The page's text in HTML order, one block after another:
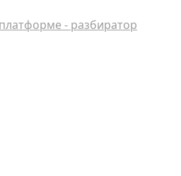
- разбиратор